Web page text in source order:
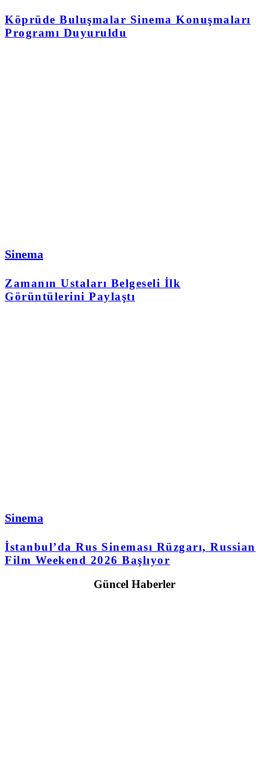
Köprüde Buluşmalar Sinema Konuşmaları
Programı Duyuruldu
Sinema
Zamanın Ustaları Belgeseli İlk
Görüntülerini Paylaştı
Sinema
İstanbul’da Rus Sineması Rüzgarı, Russian
Film Weekend 2026 Başlıyor
Güncel Haberler